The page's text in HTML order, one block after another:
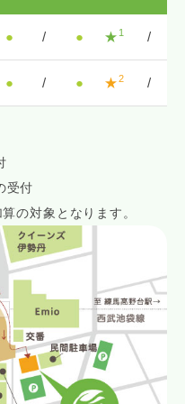
● / ● ★ 1 /
● / ● ★2 /
受付
の対象となります。